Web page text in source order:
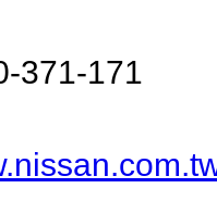
371-171